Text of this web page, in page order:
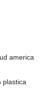
america
plastica